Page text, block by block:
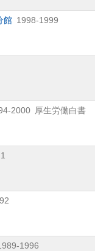
館 1998-1999
2000 厚生労働白書
1996